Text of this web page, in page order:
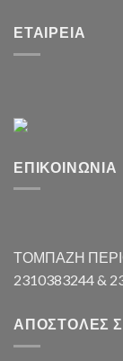
ΕΤΑΙΡΕΊΑ
ΕΠΙΚΟΙΝΩΝΊΑ
ΤΟΜΠΑΖΗ
2310383244 &
ΑΠΟΣΤΟΛΈΣ